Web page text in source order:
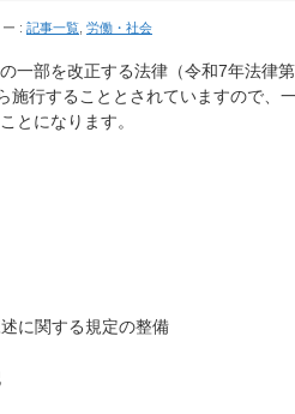
: 記事一覧 労働・社会
一部を改正する法律（令和7年法律
行することとされていますので、
とになります。
に関する規定の整備